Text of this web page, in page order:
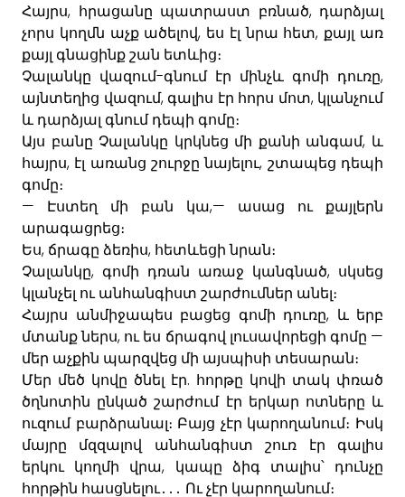
Հայրս, հրացանը պատրաստ բռնած, դարձյալ
չորս կողմն աչք ածելով, ես էլ նրա հետ, քայլ առ
քայլ գնացինք շան ետևից։
Չալանկը
վազում-գնում էր մինչև գոմի դուռը,
այնտեղից վազում, գալիս էր հորս մոտ, կլանչում
և դարձյալ գնում դեպի գոմը։
Այս բանը Չալանկը կրկնեց մի քանի անգամ, և
հայրս, էլ առանց շուրջը նայելու, շտապեց դեպի
գոմը։
— Էստեղ մի բան կա,— ասաց ու
քայլերն
արագացրեց։
Ես, ճրագը ձեռիս, հետևեցի նրան։
Չալանկը, գոմի դռան առաջ կանգնած, սկսեց
կլանչել ու անհանգիստ շարժումներ անել։
Հայրս
անմիջապես բացեց գոմի դուռը, և երբ
մտանք ներս, ու ես ճրագով լուսավորեցի գոմը —
մեր աչքին պարզվեց մի այսպիսի տեսարան։
Մեր մեծ կովը ծնել էր. հորթը կովի տակ փռած
ծղնոտին ընկած շարժում էր երկար ոտները և
ուզում բարձրանալ։ Բայց չէր կարողանում։ Իսկ
մայրը
մզզալով անհանգիստ շուռ էր
գալիս
երկու
կողմի վրա, կապը ձիգ տալիս՝
դունչը
հորթին հասցնելու․․․ Ու չէր կարողանում։